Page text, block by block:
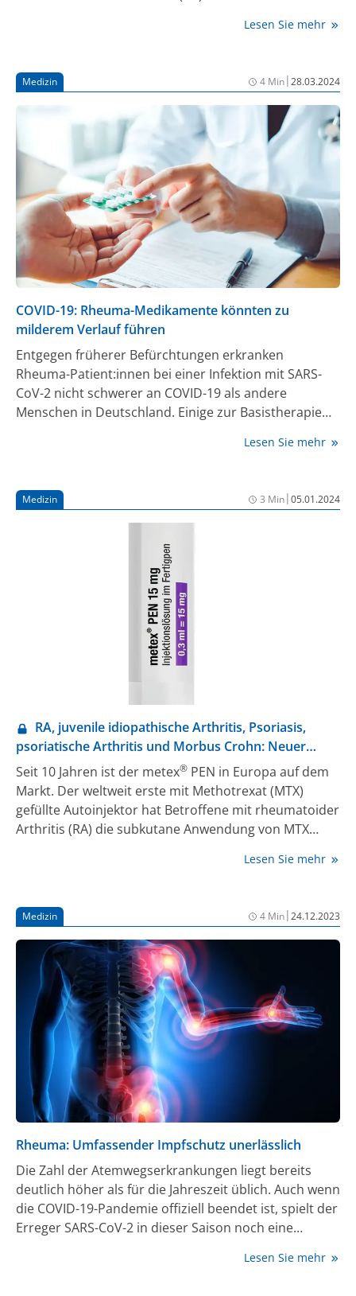
Erhalt der Remission zählt ein gut handhabbares
Schwerpunkten für Behandler:innen und
Patient:innen gleichermaßen. Neue vorgestellte
Daten zeigen für den Januskinase (JAK)-Inhibitor
Upadacitinib höhere Remissionsraten im Vergleich
mit Tumornekrosefaktor-Inhibitoren (TNFi) im
Praxisalltag, sowie ein konsistentes Sicherheitsprofil
im Phase III-Studienprogramm (1-3).
Lesen Sie mehr
Medizin 4 Min|28.03.2024
COVID-19: Rheuma-Medikamente könnten zu
milderem Verlauf führen
Entgegen früherer Befürchtungen erkranken
Rheuma-Patient:innen bei einer Infektion mit SARS-
CoV-2 nicht schwerer an COVID-19 als andere
Menschen in Deutschland. Einige zur Basistherapie
günstig beeinflussen. Dies zeigt eine Analyse des
Gesellschaft für Rheumatologie (DGRh), die jetzt
publiziert wurde (1).
Lesen Sie mehr
Medizin 3 Min|05.01.2024
RA, juvenile idiopathische Arthritis, Psoriasis,
psoriatische Arthritis und Morbus Crohn: Neuer
Methotrexat-Autoinjektor
Seit 10 Jahren ist der metex® PEN in Europa auf dem
Markt. Der weltweit erste mit Methotrexat (MTX)
gefüllte Autoinjektor hat Betroffene mit rheumatoider
Arthritis (RA) die subkutane Anwendung von MTX
von Patient:innen zur Anwendung des metex®PEN
geführt. Das neue Modell macht die wöchentliche
Behandlung für Menschen mit rheumatoider Arthritis,
schwerer juveniler idiopathischer Arthritis,
mittelschwerer bis schwerer Psoriasis, psoriatischer
Arthritis und Morbus Crohn einfacher und effizienter.
Lesen Sie mehr
Medizin 4 Min|24.12.2023
Rheuma: Umfassender Impfschutz unerlässlich
Die Zahl der Atemwegserkrankungen liegt bereits
deutlich höher als für die Jahreszeit üblich. Auch wenn
die COVID-19-Pandemie offiziell beendet ist, spielt der
Erreger SARS-CoV-2 in dieser Saison noch eine
Immunfunktion wird daher eine weitere COVID-19-
Lesen Sie mehr